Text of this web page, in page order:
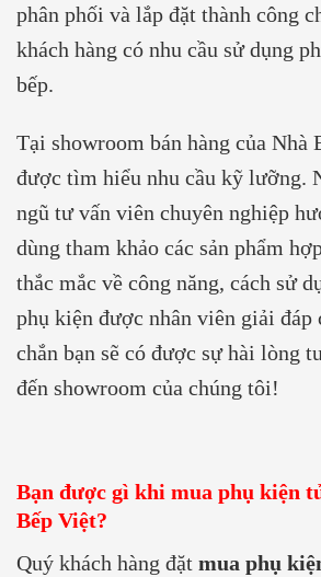
phân phối và lắp đặt thành công
khách hàng có nhu cầu sử dụng
bếp.
Tại showroom bán hàng của Nhà
được tìm hiểu nhu cầu kỹ lưỡng.
ngũ tư vấn viên chuyên nghiệp
dùng tham khảo các sản phẩm
thắc mắc về công năng, cách sử
phụ kiện được nhân viên giải đáp
chắn bạn sẽ có được sự hài lòng
đến showroom của chúng tôi!
Bạn được gì khi mua phụ kiện
Bếp Việt?
Quý khách hàng đặt mua phụ